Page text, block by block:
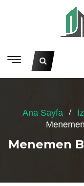
Ana Sayfa
Menemen